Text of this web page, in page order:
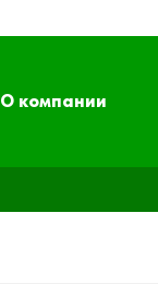
О компании